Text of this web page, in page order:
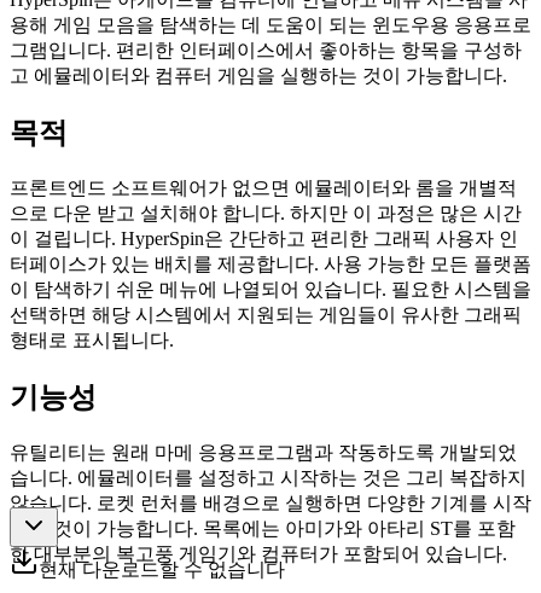
용해 게임 모음을 탐색하는 데 도움이 되는 윈도우용 응용프로
그램입니다. 편리한 인터페이스에서 좋아하는 항목을 구성하
고 에뮬레이터와 컴퓨터 게임을 실행하는 것이 가능합니다.
목적
프론트엔드 소프트웨어가 없으면 에뮬레이터와 롬을 개별적
으로 다운 받고 설치해야 합니다. 하지만 이 과정은 많은 시간
이 걸립니다. HyperSpin은 간단하고 편리한 그래픽 사용자 인
터페이스가 있는 배치를 제공합니다. 사용 가능한 모든 플랫폼
이 탐색하기 쉬운 메뉴에 나열되어 있습니다. 필요한 시스템을
선택하면 해당 시스템에서 지원되는 게임들이 유사한 그래픽
형태로 표시됩니다.
기능성
유틸리티는 원래 마메 응용프로그램과 작동하도록 개발되었
습니다. 에뮬레이터를 설정하고 시작하는 것은 그리 복잡하지
않습니다. 로켓 런처를 배경으로 실행하면 다양한 기계를 시작
하는 것이 가능합니다. 목록에는 아미가와 아타리 ST를 포함
한 대부분의 복고풍 게임기와 컴퓨터가 포함되어 있습니다.
현재 다운로드할 수 없습니다